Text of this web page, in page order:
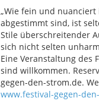
„Wie fein und
abgestimmt sind, ist
Stile überschreitender
sich nicht selten
Eine Veranstaltung des
sind willkommen.
gegen-den-strom.de.
www.festival-gegen-